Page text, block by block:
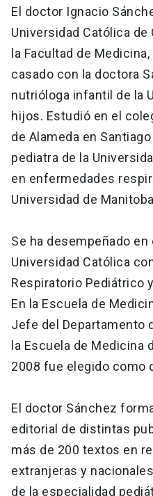
El doctor Ignacio
Universidad Católica
la Facultad de
casado con la doctora
nutrióloga infantil de la
hijos. Estudió en el
de Alameda en
pediatra de la
en enfermedades
Universidad de
Se ha desempeñado
Universidad Católica
Respiratorio Pediátrico
En la Escuela de
Jefe del Departamento
la Escuela de Medicina
2008 fue elegido como
El doctor Sánchez
editorial de distintas
más de 200 textos en
extranjeras y
de la especialidad